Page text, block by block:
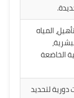
المياه
الخاضعة
لتحديد